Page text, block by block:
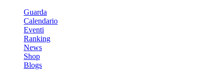
Guarda
Calendario
Eventi
Ranking
News
Shop
Blogs